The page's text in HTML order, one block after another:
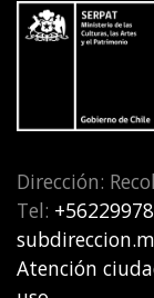
Dirección:
Tel:
Atención